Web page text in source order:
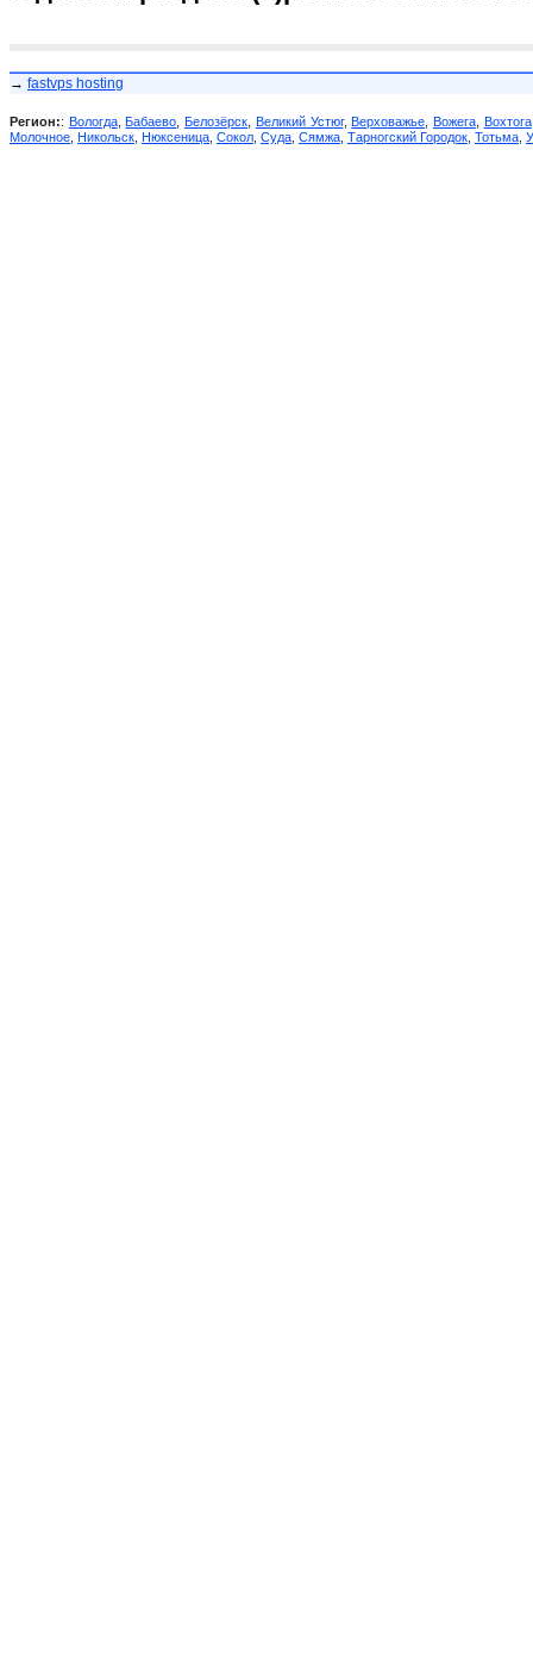
→ fastvps hosting
Регион:: Вологда,Бабаево ,Белозёрск Великий Устюг,Верховажье Вожега, Вохтога
Молочное Никольск Нюксеница Сокол Суда Сямжа Тарногский Городок Тотьма